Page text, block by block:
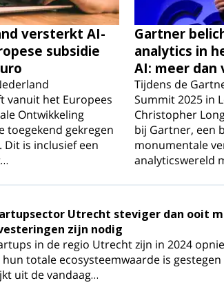
versterkt AI-
subsidie
vanuit het Europees
Ontwikkeling
toegekend gekregen
is inclusief een
Gartner
analytics in
AI: meer dan
Tijdens de
Summit 2025 in
Christopher
bij Gartner, een
monumentale
analyticswereld
Utrecht steviger dan ooit
zijn nodig
in de regio Utrecht zijn in 2024
hun totale ecosysteemwaarde is
uit de vandaag…